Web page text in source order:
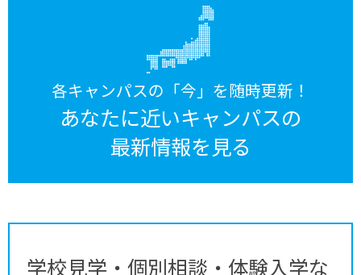
各キャンパスの「今」を随時更新！
あなたに近いキャンパスの
最新情報を見る
学校見学・個別相談・体験入学な